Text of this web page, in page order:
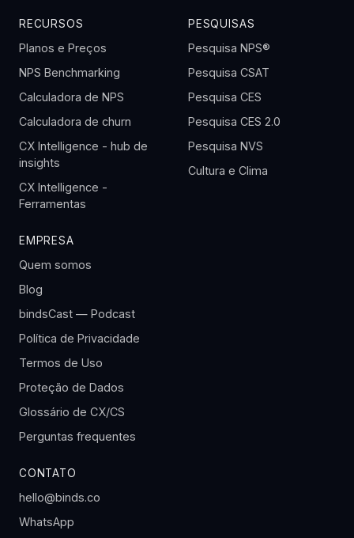
RECURSOS
Planos e Preços
NPS Benchmarking
Calculadora de NPS
Calculadora de churn
CX Intelligence - hub de
insights
CX Intelligence -
Ferramentas
PESQUISAS
Pesquisa NPS®
Pesquisa CSAT
Pesquisa CES
Pesquisa CES 2.0
Pesquisa NVS
Cultura e Clima
EMPRESA
Quem somos
Blog
bindsCast — Podcast
Política de Privacidade
Termos de Uso
Proteção de Dados
Glossário de CX/CS
Perguntas frequentes
CONTATO
hello@binds.co
WhatsApp